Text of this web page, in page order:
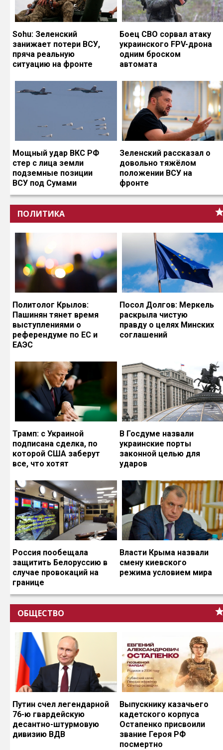
Sohu: Зеленский
занижает потери ВСУ,
пряча реальную
ситуацию на фронте
Боец СВО сорвал атаку
украинского FPV-дрона
одним броском
автомата
Мощный удар ВКС РФ
стер с лица земли
подземные позиции
ВСУ под Сумами
Зеленский рассказал о
довольно тяжёлом
положении ВСУ на
фронте
ПОЛИТИКА
Политолог Крылов:
Пашинян тянет время
выступлениями о
референдуме по ЕС и
ЕАЭС
Посол Долгов: Меркель
раскрыла чистую
правду о целях Минских
соглашений
Трамп: с Украиной
подписана сделка, по
которой США заберут
все, что хотят
В Госдуме назвали
украинские порты
законной целью для
ударов
Россия пообещала
защитить Белоруссию в
случае провокаций на
границе
Власти Крыма назвали
смену киевского
режима условием мира
ОБЩЕСТВО
Путин счел легендарной
76-ю гвардейскую
десантно-штурмовую
дивизию ВДВ
Выпускнику казачьего
кадетского корпуса
Остапенко присвоили
звание Героя РФ
посмертно